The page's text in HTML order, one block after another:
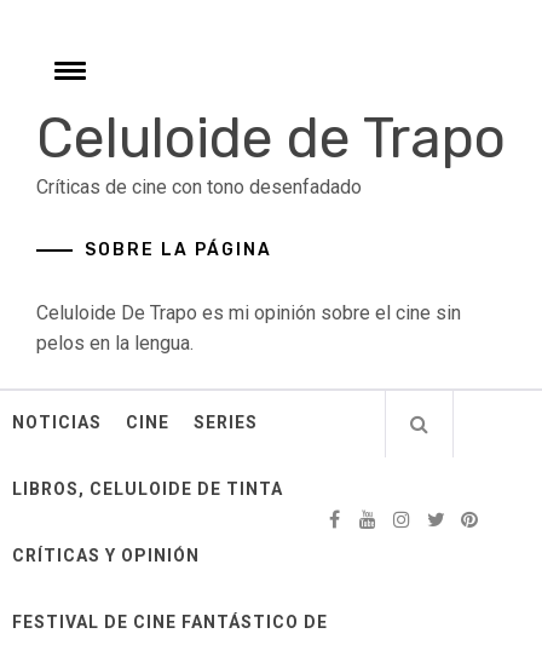
contentToggle
Celuloide de Trapo
Críticas de cine con tono desenfadado
SOBRE LA PÁGINA
Celuloide De Trapo es mi opinión sobre el cine sin
pelos en la lengua.
NOTICIAS CINE SERIES
LIBROS, CELULOIDE DE TINTA
CRÍTICAS Y OPINIÓN
FESTIVAL DE CINE FANTÁSTICO DE